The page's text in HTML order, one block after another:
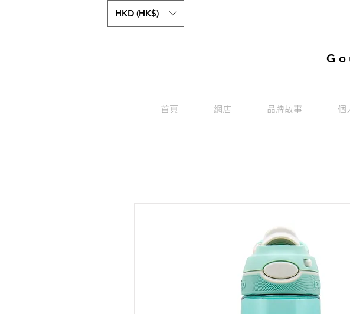
HKD (HK$)
首頁 網店 品牌故事 個